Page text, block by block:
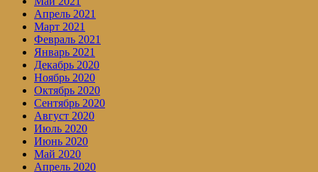
Апрель 2021
Март 2021
Февраль 2021
Январь 2021
Декабрь 2020
Ноябрь 2020
Октябрь 2020
Сентябрь 2020
Август 2020
Июль 2020
Июнь 2020
Май 2020
Апрель 2020